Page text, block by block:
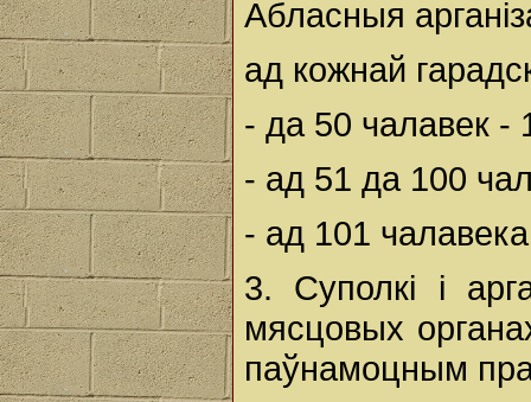
Абласныя
ад кожнай
- да 50 чалавек -
- ад 51 да 100
- ад 101
3. Суполкі і
мясцовых
паўнамоцным